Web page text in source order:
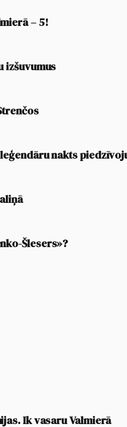
– 5!
izšuvumus
nakts
Šlesers»?
Ik vasaru Valmierā